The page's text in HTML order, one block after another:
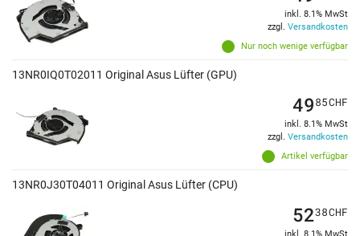
Nur noch wenige verfügbar
inkl. 8.1% MwSt
zzgl. Versandkosten
13NR0IQ0T02011 Original Asus Lüfter (GPU)
Artikel verfügbar
4985CHF
inkl. 8.1% MwSt
zzgl. Versandkosten
13NR0J30T04011 Original Asus Lüfter (CPU)
5238CHF